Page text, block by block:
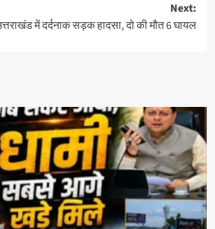
Next:
में दर्दनाक सड़क हादसा, दो की मौत 6 घायल